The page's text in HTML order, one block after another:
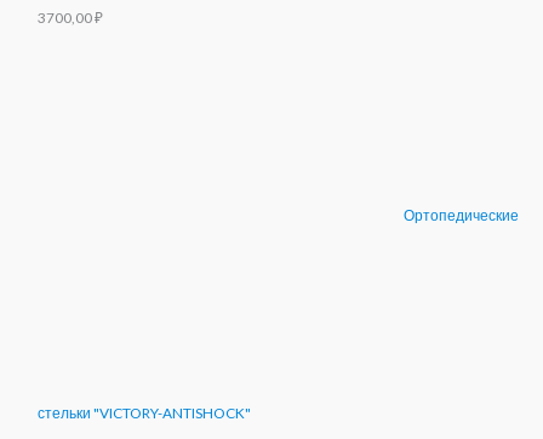
3700,00₽
Ортопедические
стельки "VICTORY-ANTISHOCK"